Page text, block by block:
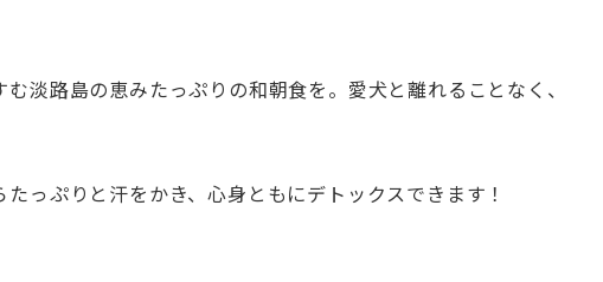
淡路島の恵みたっぷりの和朝食を。愛犬と離れることなく、
っぷりと汗をかき、心身ともにデトックスできます！